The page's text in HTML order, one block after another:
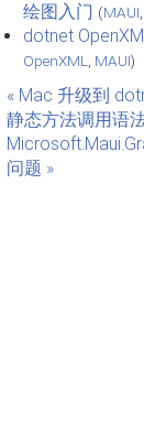
绘图入门 (MAUI,
dotnet
OpenXML, MAUI)
« Mac 升级到
静态方法调用语
问题 »